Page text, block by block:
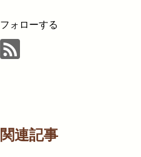
フォローする
関連記事